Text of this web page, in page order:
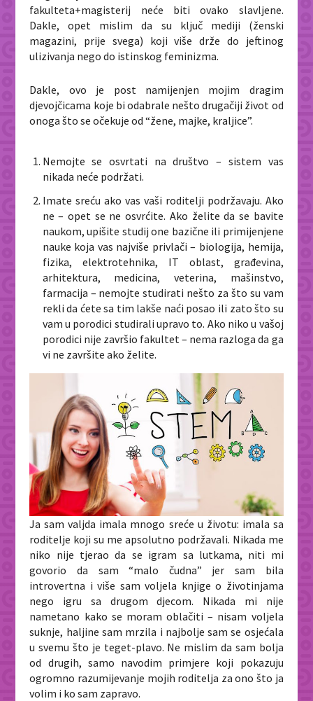
fakulteta+magisterij neće biti ovako slavljene.
Dakle, opet mislim da su ključ mediji (ženski
magazini, prije svega) koji više drže do jeftinog
ulizivanja nego do istinskog feminizma.
Dakle, ovo je post namijenjen mojim dragim
djevojčicama koje bi odabrale nešto drugačiji život od
onoga što se očekuje od “žene, majke, kraljice”.
Nemojte se osvrtati na društvo – sistem vas
nikada neće podržati.
Imate sreću ako vas vaši roditelji podržavaju. Ako
ne – opet se ne osvrćite. Ako želite da se bavite
naukom, upišite studij one bazične ili primijenjene
nauke koja vas najviše privlači – biologija, hemija,
fizika, elektrotehnika, IT oblast, građevina,
arhitektura, medicina, veterina, mašinstvo,
farmacija – nemojte studirati nešto za što su vam
rekli da ćete sa tim lakše naći posao ili zato što su
vam u porodici studirali upravo to. Ako niko u vašoj
porodici nije završio fakultet – nema razloga da ga
vi ne završite ako želite.
Ja sam valjda imala mnogo sreće u životu: imala sa
roditelje koji su me apsolutno podržavali. Nikada me
niko nije tjerao da se igram sa lutkama, niti mi
govorio da sam “malo čudna” jer sam bila
introvertna i više sam voljela knjige o životinjama
nego igru sa drugom djecom. Nikada mi nije
nametano kako se moram oblačiti – nisam voljela
suknje, haljine sam mrzila i najbolje sam se osjećala
u svemu što je teget-plavo. Ne mislim da sam bolja
od drugih, samo navodim primjere koji pokazuju
ogromno razumijevanje mojih roditelja za ono što ja
volim i ko sam zapravo.